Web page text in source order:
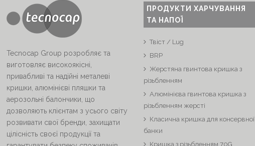
Tecnocap Group розробляє та
виготовляє високоякісні,
привабливі та надійні металеві
кришки, алюмінієві пляшки та
аерозольні балончики, що
дозволяють клієнтам з усього світу
розвивати свої бренди, захищати
цілісність своєї продукції та
ПРОДУКТИ ХАРЧУВАННЯ
ТА НАПОЇ
Твіст / Lug
BRP
Жерстяна гвинтова кришка з
різьбленням
Алюмінієва гвинтова кришка з
різьбленням жерсті
Класична кришка для консервної
банки
Кришка з різьбленням 70G